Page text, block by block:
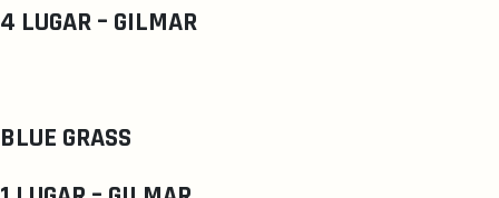
4 LUGAR – GILMAR
BLUE GRASS